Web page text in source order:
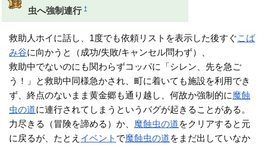
虫へ強制連行 †
救助人ホイに話し、1度でも依頼リストを表示した後すぐこば
み谷に向かうと（成功/失敗/キャンセル問わず）、
救助中でないのにも関わらずコッパに「シレン、先を急ご
う！」と救助中同様急かされ、町に着いても施設を利用でき
ず、終点のないまま黄金郷も通り越し、何故か強制的に魔蝕
虫の道に連行されてしまうというバグが起きることがある。
力尽きる（冒険を諦める）か、 魔蝕虫の道をクリアすると元
に戻るが、たとえ イベント で魔蝕虫の道をまだ出していなか